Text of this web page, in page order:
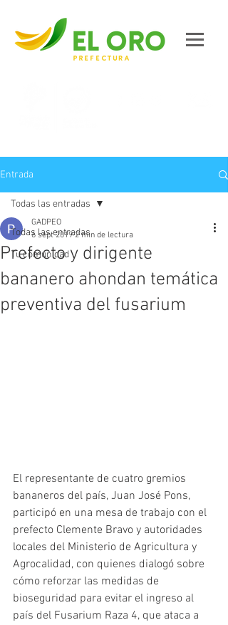
Entrada
Todas las entradas
Tu comunidad
Todas las entradas
Prefecto y dirigente
bananero ahondan temática
preventiva del fusarium
GADPEO
6 sept 2019 2 min de lectura
El representante de cuatro gremios
bananeros del país, Juan José Pons,
participó en una mesa de trabajo con el
prefecto Clemente Bravo y autoridades
locales del Ministerio de Agricultura y
Agrocalidad, con quienes dialogó sobre
cómo reforzar las medidas de
bioseguridad para evitar el ingreso al
país del Fusarium Raza 4, que ataca a